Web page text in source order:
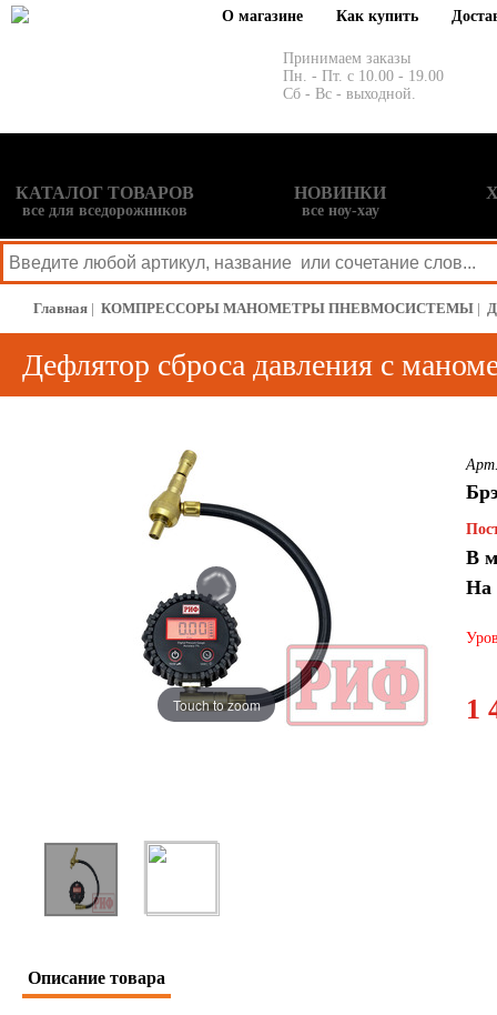
О магазине Как купить
Принимаем заказы
Пн. - Пт. с 10.00 - 19.00
Сб - Вс - выходной.
КАТАЛОГ ТОВАРОВ
все для вседорожников
НОВИНКИ
все ноу-хау
Главная | КОМПРЕССОРЫ МАНОМЕТРЫ ПНЕВМОСИСТЕМЫ |
Дефлятор сброса давления с
Touch to zoom
В
На
1
Описание товара